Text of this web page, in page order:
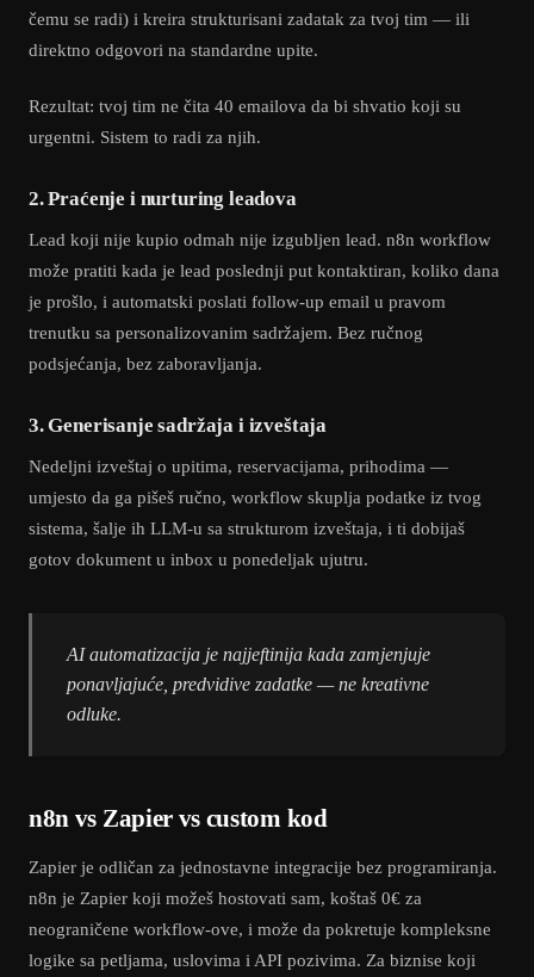
čemu se radi) i kreira strukturisani zadatak za tvoj tim — ili
direktno odgovori na standardne upite.
Rezultat: tvoj tim ne čita 40 emailova da bi shvatio koji su
urgentni. Sistem to radi za njih.
2. Praćenje i nurturing leadova
Lead koji nije kupio odmah nije izgubljen lead. n8n workflow
može pratiti kada je lead poslednji put kontaktiran, koliko dana
je prošlo, i automatski poslati follow-up email u pravom
trenutku sa personalizovanim sadržajem. Bez ručnog
podsjećanja, bez zaboravljanja.
3. Generisanje sadržaja i izveštaja
Nedeljni izveštaj o upitima, reservacijama, prihodima —
umjesto da ga pišeš ručno, workflow skuplja podatke iz tvog
sistema, šalje ih LLM-u sa strukturom izveštaja, i ti dobijaš
gotov dokument u inbox u ponedeljak ujutru.
AI automatizacija je najjeftinija kada zamjenjuje
ponavljajuće, predvidive zadatke — ne kreativne
odluke.
n8n vs Zapier vs custom kod
Zapier je odličan za jednostavne integracije bez programiranja.
n8n je Zapier koji možeš hostovati sam, koštaš 0€ za
neograničene workflow-ove, i može da pokretuje kompleksne
logike sa petljama, uslovima i API pozivima. Za biznise koji